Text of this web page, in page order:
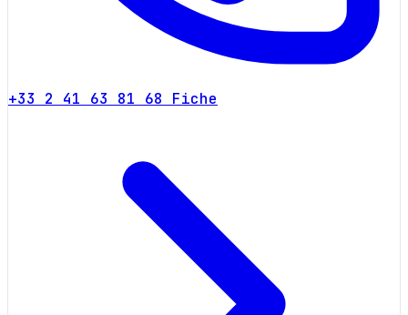
+33 2 41 63 81 68 Fiche